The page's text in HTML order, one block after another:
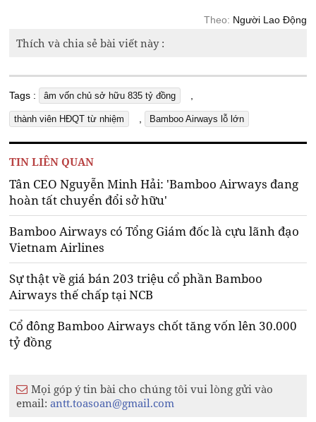
Theo: Người Lao Động
Thích và chia sẻ bài viết này :
Tags : âm vốn chủ sở hữu 835 tỷ đồng
thành viên HĐQT từ nhiệm Bamboo Airways lỗ lớn
TIN LIÊN QUAN
Tân CEO Nguyễn Minh Hải: 'Bamboo Airways đang
hoàn tất chuyển đổi sở hữu'
Bamboo Airways có Tổng Giám đốc là cựu lãnh đạo
Vietnam Airlines
Sự thật về giá bán 203 triệu cổ phần Bamboo
Airways thế chấp tại NCB
Cổ đông Bamboo Airways chốt tăng vốn lên 30.000
tỷ đồng
Mọi góp ý tin bài cho chúng tôi vui lòng gửi vào
email:antt.toasoan@gmail.com